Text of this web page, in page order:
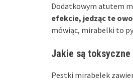
Dodatkowym atutem
efekcie, jedząc te
mówiąc, mirabelki to
Jakie są
Pestki mirabelek